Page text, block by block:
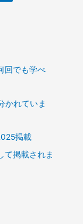
回でも学べ
かれていま
掲載
て掲載されま